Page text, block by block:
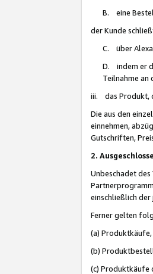
B. eine
der Kunde
C. über
D. indem er
Teilnahme an
iii. das Produkt,
Die aus den
einnehmen,
Gutschriften,
2.
Unbeschadet
einschließlich der
Ferner gelten
(a) Produktkäufe,
(b)
(c) Produktkäufe